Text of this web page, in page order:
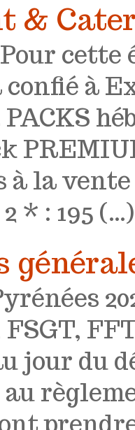
&
à
à la
* : 195 (…)
FSGT,
jour du